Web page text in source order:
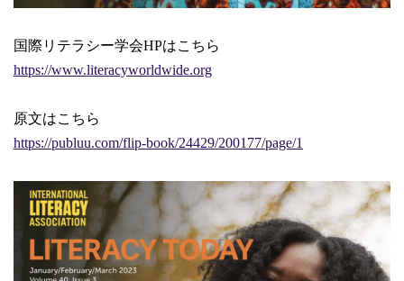
国際リテラシー学会HPはこちら
https://www.literacyworldwide.org
原文はこちら
https://publuu.com/flip-book/24429/200177/page/1